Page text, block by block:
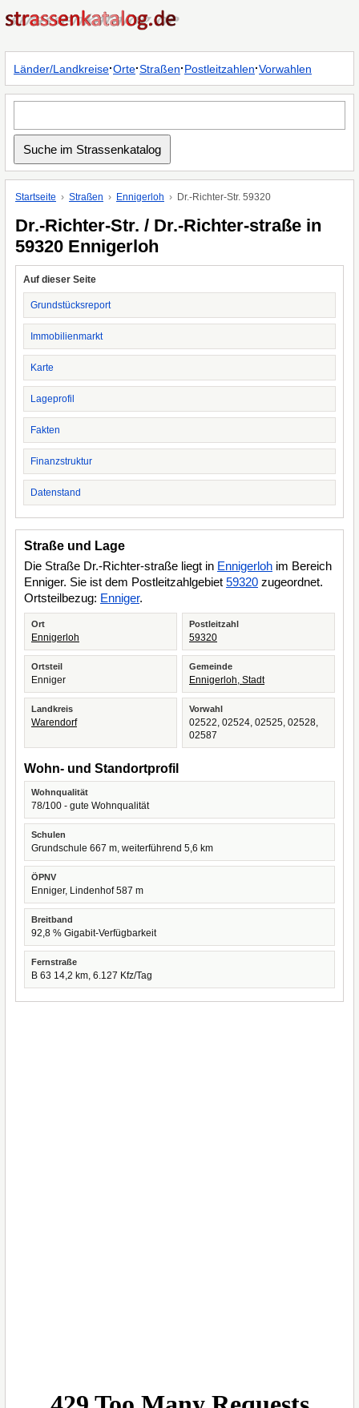
Länder/Landkreise·Orte·Straßen·Postleitzahlen·Vorwahlen
Startseite Straßen Ennigerloh Dr.-Richter-Str. 59320
Dr.-Richter-Str. / Dr.-Richter-straße in
59320 Ennigerloh
Auf dieser Seite
Grundstücksreport
Immobilienmarkt
Karte
Lageprofil
Fakten
Finanzstruktur
Datenstand
Straße und Lage
Die Straße Dr.-Richter-straße liegt in Ennigerloh im Bereich
Enniger. Sie ist dem Postleitzahlgebiet 59320 zugeordnet.
Ortsteilbezug: Enniger.
Ort
Ennigerloh
Postleitzahl
59320
Ortsteil
Enniger
Gemeinde
Ennigerloh, Stadt
Landkreis
Warendorf
Vorwahl
02522, 02524, 02525, 02528,
02587
Wohn- und Standortprofil
Wohnqualität
78/100 - gute Wohnqualität
Schulen
Grundschule 667 m, weiterführend 5,6 km
ÖPNV
Enniger, Lindenhof 587 m
Breitband
92,8 % Gigabit-Verfügbarkeit
Fernstraße
B 63 14,2 km, 6.127 Kfz/Tag